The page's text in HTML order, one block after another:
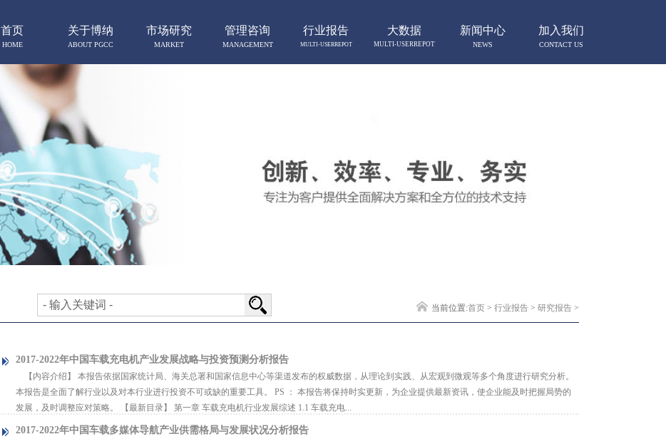
首页
HOME
关于博纳
ABOUT PGCC
市场研究
MARKET
管理咨询
MANAGEMENT
行业报告
MULTI-USERREPOT
大数据
MULTI-USERREPOT
新闻中心
NEWS
加入我们
CONTACT US
当前位置:首页 > 行业报告 > 研究报告 >
2017-2022年中国车载充电机产业发展战略与投资预测分析报告
【内容介绍】 本报告依据国家统计局、海关总署和国家信息中心等渠道发布的权威数据，从理论到实践、从宏观到微观等多个角度进行研究分析。
本报告是全面了解行业以及对本行业进行投资不可或缺的重要工具。 PS ： 本报告将保持时实更新，为企业提供最新资讯，使企业能及时把握局势的
发展，及时调整应对策略。 【最新目录】 第一章 车载充电机行业发展综述 1.1 车载充电...
2017-2022年中国车载多媒体导航产业供需格局与发展状况分析报告